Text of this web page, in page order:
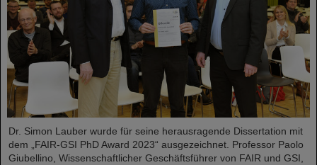
Dr. Simon Lauber wurde für seine herausragende Dissertation mit
dem „FAIR-GSI PhD Award 2023“ ausgezeichnet. Professor Paolo
Giubellino, Wissenschaftlicher Geschäftsführer von FAIR und GSI,